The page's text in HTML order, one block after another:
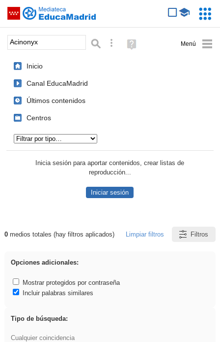
Saltar navegación
Palabra o frase: Búsqueda avanzada
Ayuda
(en
Inicio
Canal EducaMadrid
Últimos contenidos
Centros
Inicia sesión para aportar contenidos, crear listas de
reproducción...
Iniciar sesión
Resultados de: Acinonyx
0medios totales (hay filtros aplicados) Limpiar filtros Filtros
Opciones adicionales:
Mostrar protegidos por contraseña
Incluir palabras similares
Tipo de búsqueda:
Cualquier coincidencia